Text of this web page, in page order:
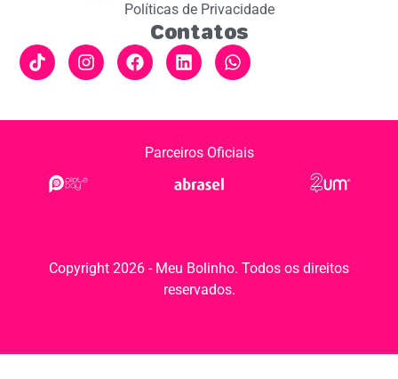
Políticas de Privacidade
Contatos
Parceiros Oficiais
Copyright 2026 - Meu Bolinho. Todos os direitos
reservados.